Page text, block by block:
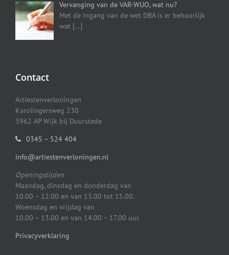
Vervanging van de VAR-WUO, wat nu?
Met de ingang van de wet DBA is er behoorlijk
wat […]
Contact
Artiestenverloningen
Karolingersweg 230
3962 AP Wijk bij Duurstede
0345 – 524 404
info@artiestenverloningen.nl
Openingstijden
Maandag, dinsdag en donderdag van
10.00 – 12.00 en van 13.00 tot 15.00.
Woensdag en vrijdag van
10.00 – 13.00 en van 14.00 – 17.00 uur.
Privacyverklaring